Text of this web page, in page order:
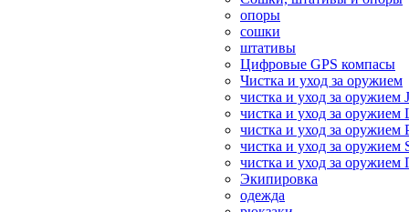
опоры
сошки
штативы
Цифровые GPS компасы
Чистка и уход за оружием
чистка и уход за оружием
чистка и уход за оружием
чистка и уход за оружием
чистка и уход за оружием
чистка и уход за
Экипировка
одежда